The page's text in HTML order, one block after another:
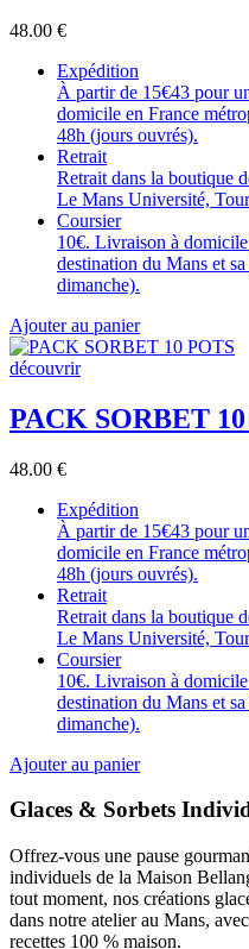
48.00 €
Expédition
À partir de 15€43 pour
domicile en France
48h (jours ouvrés).
Retrait
Retrait dans la boutique
Le Mans Université,
Coursier
10€. Livraison à
destination du Mans et
dimanche).
Ajouter au panier
découvrir
PACK SORBET
48.00 €
Expédition
À partir de 15€43 pour
domicile en France
48h (jours ouvrés).
Retrait
Retrait dans la boutique
Le Mans Université,
Coursier
10€. Livraison à
destination du Mans et
dimanche).
Ajouter au panier
Glaces & Sorbets
Offrez-vous une pause
individuels de la Maison
tout moment, nos créations
dans notre atelier au Mans,
recettes 100 % maison.